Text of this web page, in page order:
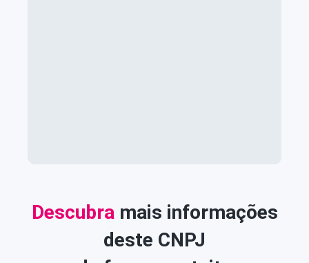
Descubra mais informações
deste CNPJ